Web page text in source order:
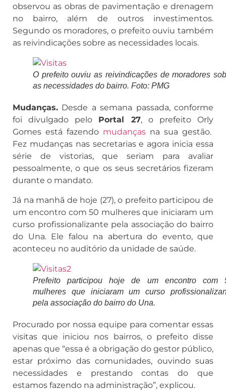
observou as obras de pavimentação e drenagem
no bairro, além de outros investimentos.
Segundo os moradores, o prefeito ouviu também
as reivindicações sobre as necessidades locais.
O prefeito ouviu as reivindicações de moradores
as necessidades do bairro. Foto: PMG
Mudanças. Desde a semana passada, conforme
foi divulgado pelo Portal 27, o prefeito Orly
Gomes está fazendo mudanças na sua gestão.
Fez mudanças nas secretarias e agora inicia essa
série de vistorias, que seriam para avaliar
pessoalmente, o que os seus secretários fizeram
durante o mandato.
Já na manhã de hoje (27), o prefeito participou de
um encontro com 50 mulheres que iniciaram um
curso profissionalizante pela associação do bairro
do Una. Ele falou na abertura do evento, que
aconteceu no auditório da unidade de saúde.
Prefeito participou hoje de um encontro com
mulheres que iniciaram um curso
pela associação do bairro do Una.
Procurado por nossa equipe para comentar essas
visitas que iniciou nos bairros, o prefeito disse
apenas que “essa é a obrigação do gestor público,
estar próximo das comunidades, ouvindo suas
necessidades e prestando contas do que
estamos fazendo na administração”, explicou.